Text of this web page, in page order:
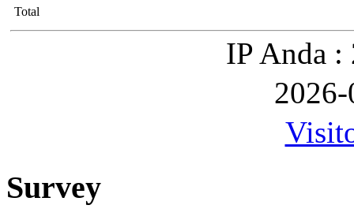
Total
IP Anda :
Survey